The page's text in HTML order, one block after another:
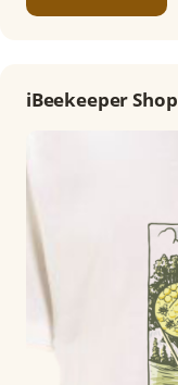
iBeekeeper Shop